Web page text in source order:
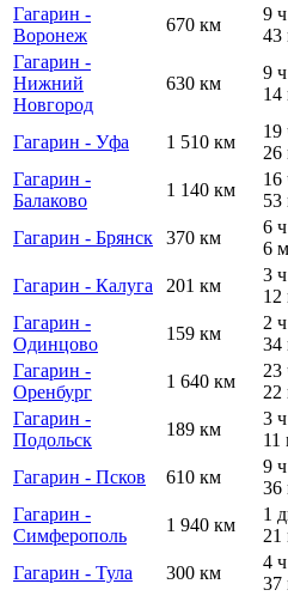
Гагарин -
Воронеж
670 км
9 ч
43
Гагарин -
Нижний
Новгород
630 км
9 ч
14
Гагарин - Уфа 1 510 км
19
26
Гагарин -
Балаково
1 140 км
16
53
Гагарин - Брянск
370 км
6 ч
6
Гагарин - Калуга
201 км
3 ч
12
Гагарин -
Одинцово
159 км
2 ч
34
Гагарин -
Оренбург
1 640 км
23
22
Гагарин -
Подольск
189 км
3 ч
11
Гагарин - Псков
610 км
9 ч
36
Гагарин -
Симферополь
1 940 км
1
21
Гагарин - Тула
300 км
4 ч
37